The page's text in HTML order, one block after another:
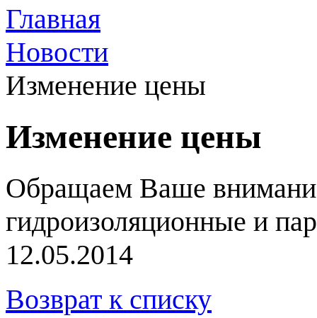
Главная
Новости
Изменение цены
Изменение цены
Обращаем Ваше
гидроизоляционные и
12.05.2014
Возврат к списку